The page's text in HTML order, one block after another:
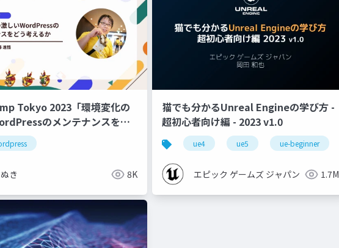
Tokyo 2023「環境変化の
のメンテナンスをど
」
き 8K
猫でも分かるUnreal Engineの学び方 -
超初心者向け編 - 2023 v1.0
ue4 ue5 ue-beginner
エピック ゲームズ ジャパン 1.7M